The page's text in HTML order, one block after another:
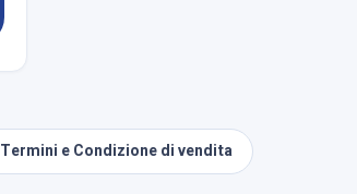
Termini e Condizione di vendita